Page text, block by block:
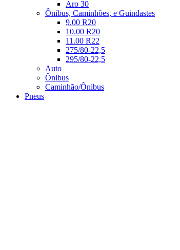
Aro 30
Ônibus, Caminhões, e Guindastes
9.00 R20
10.00 R20
11.00 R22
275/80-22,5
295/80-22,5
Auto
Ônibus
Caminhão/Ônibus
Pneus